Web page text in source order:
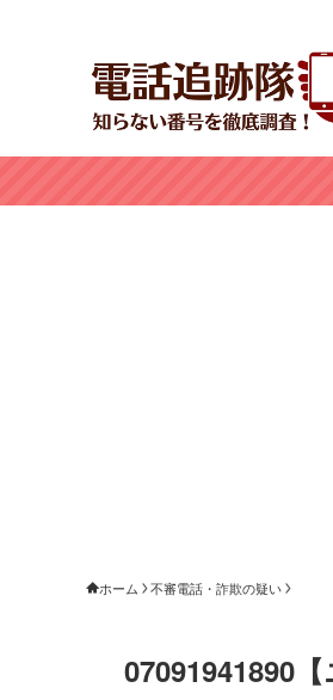
ホーム 不審電話・詐欺の疑い
07091941890